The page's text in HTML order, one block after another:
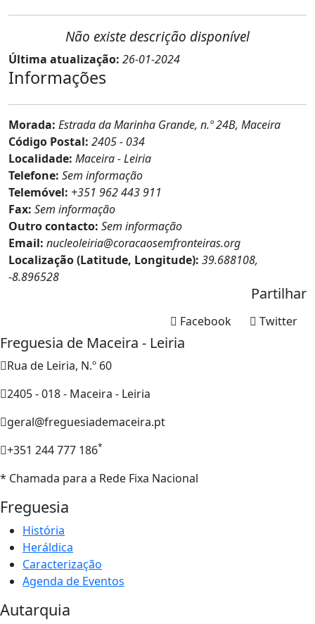
Não existe descrição disponível
Última atualização: 26-01-2024
Informações
Morada: Estrada da Marinha Grande, n.º 24B, Maceira
Código Postal: 2405 - 034
Localidade: Maceira - Leiria
Telefone: Sem informação
Telemóvel: +351 962 443 911
Fax: Sem informação
Outro contacto: Sem informação
Email: nucleoleiria@coracaosemfronteiras.org
Localização (Latitude, Longitude): 39.688108,
-8.896528
Partilhar
Twitter
Facebook
Freguesia de Maceira - Leiria
Rua de Leiria, N.º 60
2405 - 018 - Maceira - Leiria
geral@freguesiademaceira.pt
+351 244 777 186*
* Chamada para a Rede Fixa Nacional
Freguesia
História
Heráldica
Caracterização
Agenda de Eventos
Autarquia